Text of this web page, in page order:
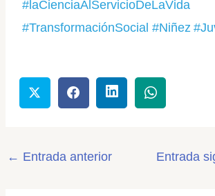
#laCienciaAlServicioDeLaVida
#TransformaciónSocial#Niñez #
← Entrada anterior Entrada